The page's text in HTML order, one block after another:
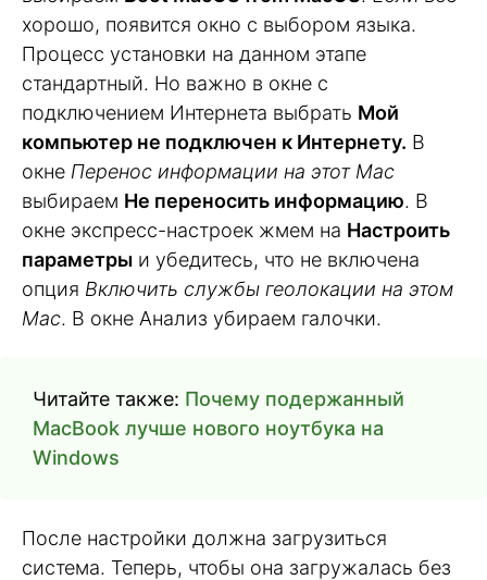
хорошо, появится окно с выбором языка.
Процесс установки на данном этапе
стандартный. Но важно в окне с
подключением Интернета выбрать Мой
компьютер не подключен к Интернету. В
окне Перенос информации на этот Mac
выбираем Не переносить информацию. В
окне экспресс-настроек жмем на Настроить
параметры и убедитесь, что не включена
опция Включить службы геолокации на этом
Mac. В окне Анализ убираем галочки.
Читайте также: Почему подержанный
MacBook лучше нового ноутбука на
Windows
После настройки должна загрузиться
система. Теперь, чтобы она загружалась без